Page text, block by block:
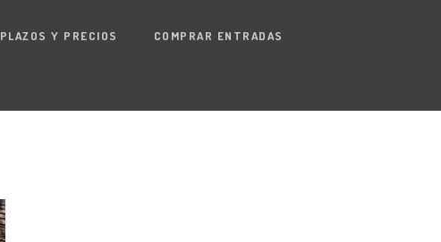
PLAZOS Y PRECIOS COMPRAR ENTRADAS